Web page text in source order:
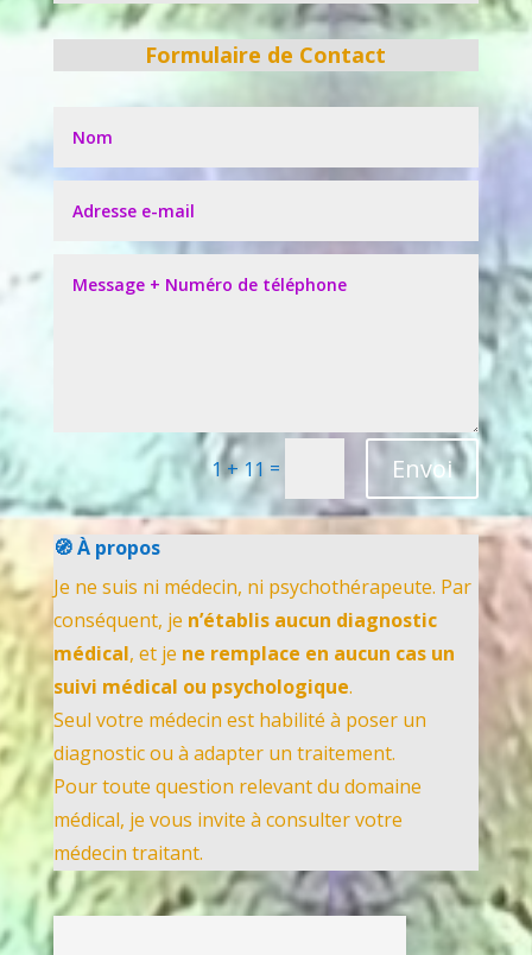
Formulaire de Contact
1 + 11 = Envoi
🧭 À propos
Je ne suis ni médecin, ni psychothérapeute. Par
conséquent, je n’établis aucun diagnostic
médical, et je ne remplace en aucun cas un
suivi médical ou psychologique.
Seul votre médecin est habilité à poser un
diagnostic ou à adapter un traitement.
Pour toute question relevant du domaine
médical, je vous invite à consulter votre
médecin traitant.